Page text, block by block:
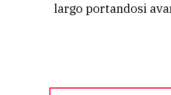
largo portandosi